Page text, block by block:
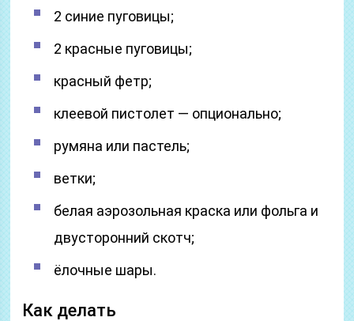
2 синие пуговицы;
2 красные пуговицы;
красный фетр;
клеевой пистолет — опционально;
румяна или пастель;
ветки;
белая аэрозольная краска или фольга и
двусторонний скотч;
ёлочные шары.
Как делать